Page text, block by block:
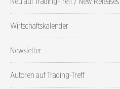
Wirtschaftskalender
Newsletter
Autoren auf Trading-Treff